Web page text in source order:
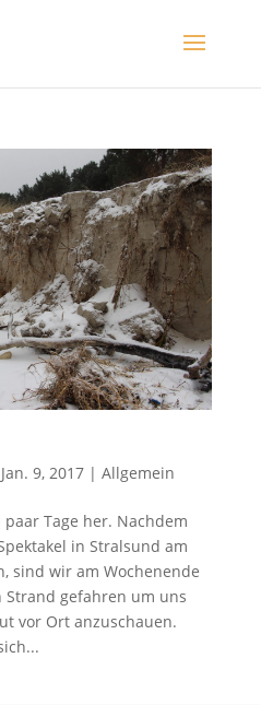
Jan. 9, 2017| Allgemein
Tage her. Nachdem
in Stralsund am
sind wir am Wochenende
Strand gefahren um uns
vor Ort anzuschauen.